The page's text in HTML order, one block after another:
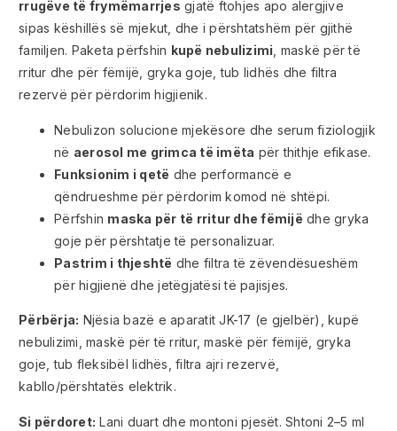
rrugëve të frymëmarrjes gjatë ftohjes apo alergjive
sipas këshillës së mjekut, dhe i përshtatshëm për gjithë
familjen. Paketa përfshin kupë nebulizimi , maskë për të
rritur dhe për fëmijë, gryka goje, tub lidhës dhe filtra
rezervë për përdorim higjienik.
Nebulizon solucione mjekësore dhe serum fiziologjik
në aerosol me grimca të imëta për thithje efikase.
Funksionim i qetë dhe performancë e
qëndrueshme për përdorim komod në shtëpi.
Përfshin maska për të rritur dhe fëmijë dhe gryka
goje për përshtatje të personalizuar.
Pastrim i thjeshtë dhe filtra të zëvendësueshëm
për higjienë dhe jetëgjatësi të pajisjes.
Përbërja: Njësia bazë e aparatit JK-17 (e gjelbër), kupë
nebulizimi, maskë për të rritur, maskë për fëmijë, gryka
goje, tub fleksibël lidhës, filtra ajri rezervë,
kabllo/përshtatës elektrik.
Si përdoret: Lani duart dhe montoni pjesët. Shtoni 2–5 ml